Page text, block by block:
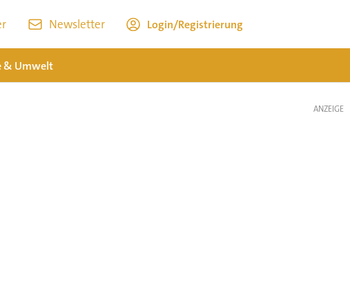
Newsletter Login/Registrierung
& Umwelt
ANZEIGE